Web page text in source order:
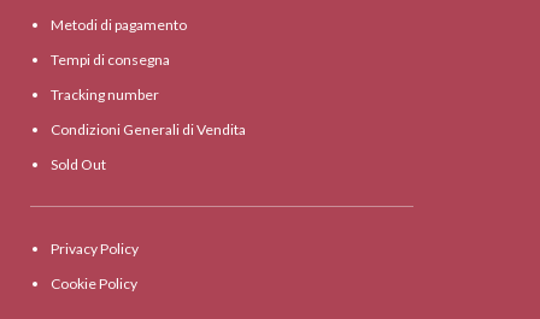
Metodi di pagamento
Tempi di consegna
Tracking number
Condizioni Generali di Vendita
Sold Out
Privacy Policy
Cookie Policy